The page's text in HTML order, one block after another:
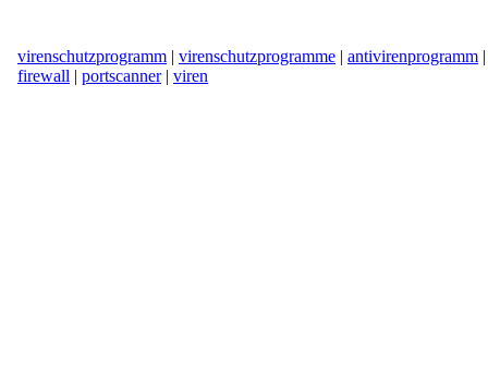
virenschutzprogramm | virenschutzprogramme | antivirenprogramm
firewall | portscanner| viren